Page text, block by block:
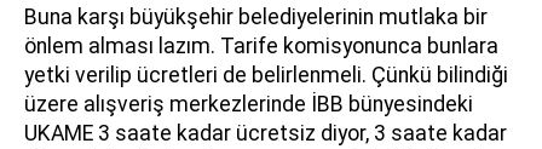
Buna karşı büyükşehir belediyelerinin mutlaka bir
önlem alması lazım. Tarife komisyonunca bunlara
yetki verilip ücretleri de belirlenmeli. Çünkü bilindiği
üzere alışveriş merkezlerinde İBB bünyesindeki
UKAME 3 saate kadar ücretsiz diyor, 3 saate kadar